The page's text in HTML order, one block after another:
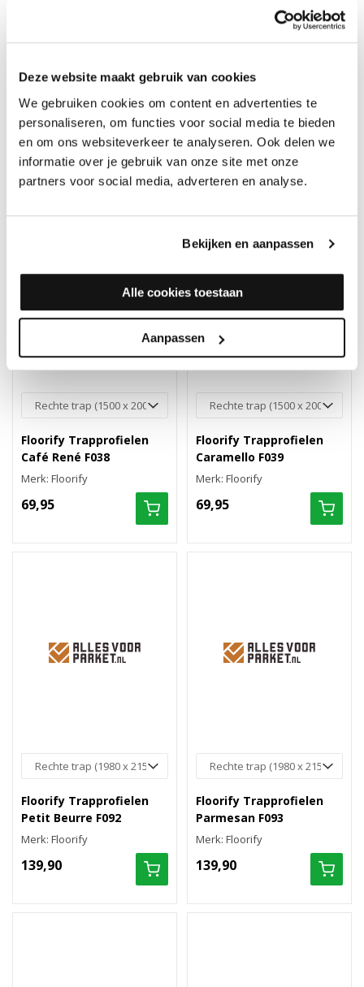
Deze website maakt gebruik van cookies
We gebruiken cookies om content en advertenties te
personaliseren, om functies voor social media te bieden
en om ons websiteverkeer te analyseren. Ook delen we
informatie over je gebruik van onze site met onze
partners voor social media, adverteren en analyse.
Bekijken en aanpassen
Alle cookies toestaan
Aanpassen
Floorify Trapprofielen
Goose F036
Merk: Floorify
69,95
Floorify Trapprofielen
Havana F037
Merk: Floorify
69,95
Floorify Trapprofielen
Café René F038
Merk: Floorify
69,95
Floorify Trapprofielen
Caramello F039
Merk: Floorify
69,95
Floorify Trapprofielen
Petit Beurre F092
Merk: Floorify
139,90
Floorify Trapprofielen
Parmesan F093
Merk: Floorify
139,90